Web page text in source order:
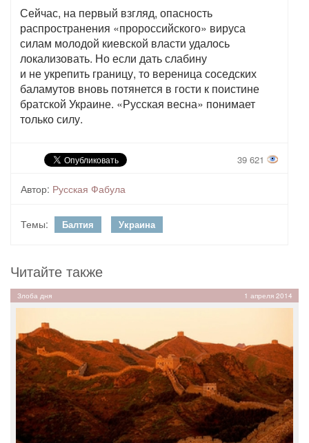
Сейчас, на первый взгляд, опасность
распространения «пророссийского» вируса
силам молодой киевской власти удалось
локализовать. Но если дать слабину
и не укрепить границу, то вереница соседских
баламутов вновь потянется в гости к поистине
братской Украине. «Русская весна» понимает
только силу.
39 621
Автор: Русская Фабула
Темы: Балтия Украина
Читайте также
Злоба дня 1 апреля 2014